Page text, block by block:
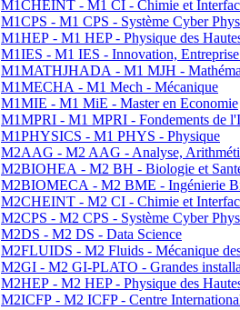
M1CHEINT - M1 CI - Chimie et
M1CPS - M1 CPS - Système Cyber
M1HEP - M1 HEP - Physique des
M1IES - M1 IES - Innovation, Entreprise
M1MATHJHADA - M1 MJH -
M1MECHA - M1 Mech - Mécanique
M1MIE - M1 MiE - Master en Economie
M1MPRI - M1 MPRI - Fondements de
M1PHYSICS - M1 PHYS - Physique
M2AAG - M2 AAG - Analyse,
M2BIOHEA - M2 BH - Biologie et
M2BIOMECA - M2 BME - Ingénierie
M2CHEINT - M2 CI - Chimie et
M2CPS - M2 CPS - Système Cyber
M2DS - M2 DS - Data Science
M2FLUIDS - M2 Fluids - Mécanique
M2GI - M2 GI-PLATO - Grandes
M2HEP - M2 HEP - Physique des
M2ICFP - M2 ICFP - Centre